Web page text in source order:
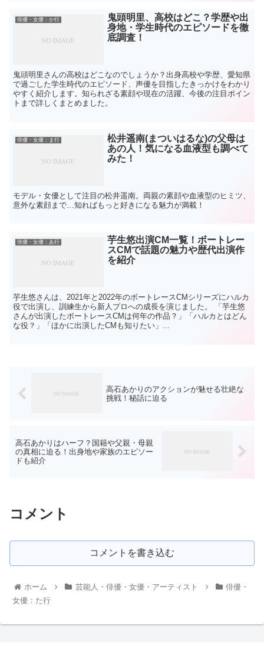
俳優・女優：か行
鬼頭明里、高校はどこ？学歴や出
身地・学生時代のエピソードを徹
底調査！
鬼頭明里さんの高校はどこなのでしょうか？出身高校や学歴、愛知県
で過ごした学生時代のエピソード、声優を目指したきっかけをわかり
やすく紹介します。知られざる素顔や現在の活躍、今後の注目ポイン
トまで詳しくまとめました。
俳優・女優：ま行
松井遥南(まついはるな)の父母は
あの人！気になる血液型も調べて
みた！
モデル・女優として注目の松井遥南。両親の素顔や血液型のヒミツ、
意外な素顔まで…知ればもっと好きになる魅力が満載！
俳優・女優：あ行
芋生悠出演CM一覧！ボートレー
スCMで話題の魅力や歴代出演作
を紹介
芋生悠さんは、2021年と2022年のボートレースCMシリーズにハルカ
役で出演し、訓練生から新人プロへの成長を演じました。 「芋生悠
さんが出演したボートレースCMは何年の作品？」「ハルカとはどん
な役？」「ほかに出演したCMも知りたい」...
高石あかりのアクションが魅せる壮絶な
挑戦！秘話に迫る
高石あかりはハーフ？国籍や父親・母親
の真相に迫る！出身地や家族のエピソー
ドも紹介
コメント
コメントを書き込む
ホーム 芸能人・俳優・女優・アーティスト
俳優・
女優：た行